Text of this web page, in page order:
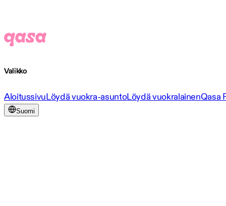
Valikko
AloitussivuLöydä vuokra-asuntoLöydä vuokralainenQasa
Suomi